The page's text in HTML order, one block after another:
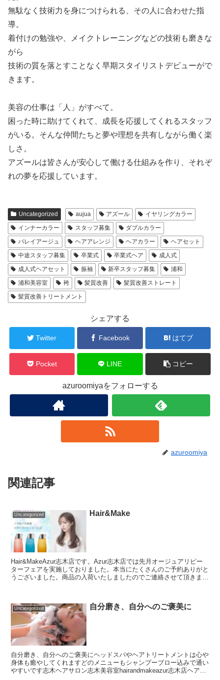
無駄なく技術力を身につけられる、その人に合わせた指
導。
着付けの勉強や、メイクトレーニングなどの技術も磨きな
がら
技術の質を落とすことなく早期スタイリストデビューがで
きます。
美容の仕事は「人」がすべて。
困った時に助けてくれて、成長を応援してくれるスタッフ
がいる。そんな仲間たちと夢や理想を共有しながら働く楽
しさ。
アズールは皆さんが安心して働ける仕組みを作り、それぞ
れの夢を応援しています。
Uncategorized aujua アズール
イヤリングカラー
インナーカラー
スタッフ募集
ダブルカラー
バレイアージュ
ヘアアレンジ ヘアカラー
ヘアセット
中途スタッフ募集
卒業式 卒業式ヘア
成人式
成人式ヘアセット
振袖 新卒スタッフ募集
浦和
浦和美容室
袴 髪質改善
髪質改善ストレート
髪質改善トリートメント
シェアする
Twitter Facebook はてブ
Pocket LINE コピー
azuroomiyaをフォローする
azuroomiya
関連記事
Uncategorized Hair&Make
Hair&MakeAzur志木店です。Azur志木店では先月オージュアリピー
ターフェアを実施しておりました。本当にたくさんのご予約ありがと
うございました。商品の入荷いたしましたのでご連絡させて頂きま
Uncategorized 自分磨き、自分へのご褒美に
自分磨き、自分へのご褒美にヘッドスパやヘアトリートメントは心や
身体も癒やしてくれますどのメニューもシャンプーブロー込みで通い
やすいです志木ヘアサロン志木美容室hairandmakeazur志木店ヘアア